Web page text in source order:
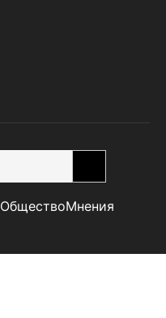
ОбществоМнения